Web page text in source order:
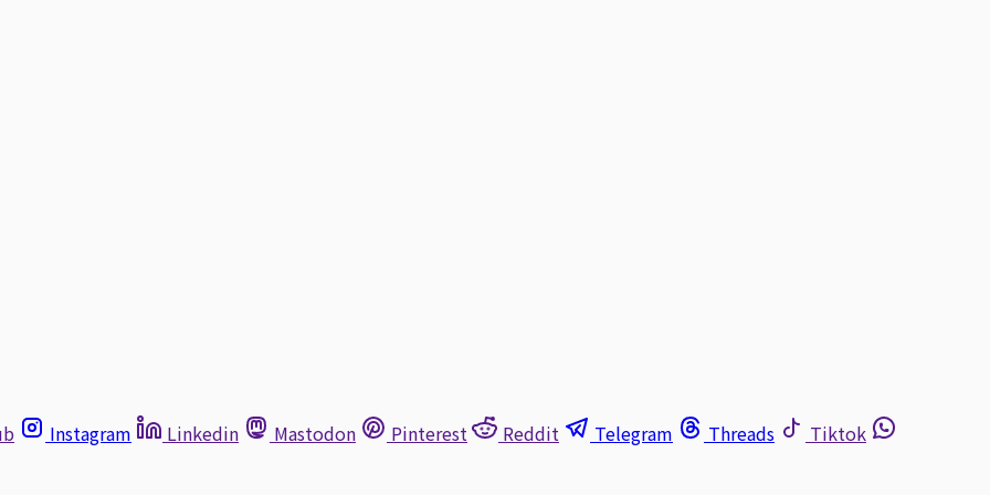
Instagram Linkedin Mastodon Pinterest Reddit Telegram Threads Tiktok